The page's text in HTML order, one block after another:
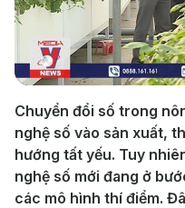
Chuyển đổi số trong
nghệ số vào sản xuất,
hướng tất yếu. Tuy
nghệ số mới đang ở
các mô hình thí điểm.